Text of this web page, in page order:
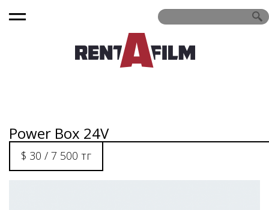
Power Box 24V
$ 30 / 7 500 тг